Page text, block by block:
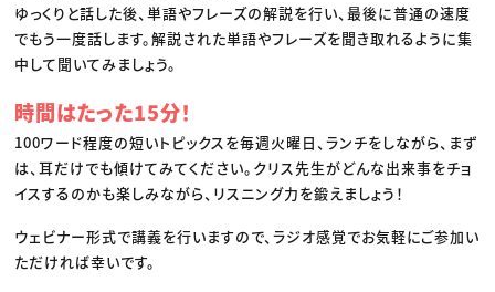
ゆっくりと話した後、単語やフレーズの解説を行い、最後に普通の速度
でもう一度話します。解説された単語やフレーズを聞き取れるように集
中して聞いてみましょう。
時間はたった15分！
100ワード程度の短いトピックスを毎週火曜日、ランチをしながら、まず
は、耳だけでも傾けてみてください。クリス先生がどんな出来事をチョ
イスするのかも楽しみながら、リスニング力を鍛えましょう！
ウェビナー形式で講義を行いますので、ラジオ感覚でお気軽にご参加い
ただければ幸いです。